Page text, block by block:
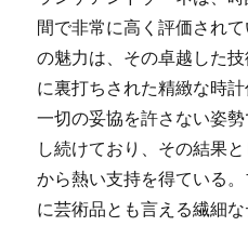
間で非常に高く評価されて
の魅力は、その卓越した
に裏打ちされた精緻な時計
一切の妥協を許さない姿
し続けており、その結果
から熱い支持を得ている
に芸術品とも言える繊細